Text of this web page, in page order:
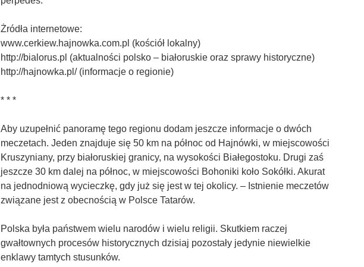
Żródła internetowe:
www.cerkiew.hajnowka.com.pl (kościół lokalny)
http://bialorus.pl (aktualności polsko – białoruskie oraz sprawy historyczne)
http://hajnowka.pl/ (informacje o regionie)
* * *
Aby uzupełnić panoramę tego regionu dodam jeszcze informacje o dwóch
meczetach. Jeden znajduje się 50 km na północ od Hajnówki, w miejscowości
Kruszyniany, przy białoruskiej granicy, na wysokości Białegostoku. Drugi zaś
jeszcze 30 km dalej na północ, w miejscowości Bohoniki koło Sokółki. Akurat
na jednodniową wycieczkę, gdy już się jest w tej okolicy. – Istnienie meczetów
związane jest z obecnością w Polsce Tatarów.
Polska była państwem wielu narodów i wielu religii. Skutkiem raczej
gwałtownych procesów historycznych dzisiaj pozostały jedynie niewielkie
enklawy tamtych stusunków.